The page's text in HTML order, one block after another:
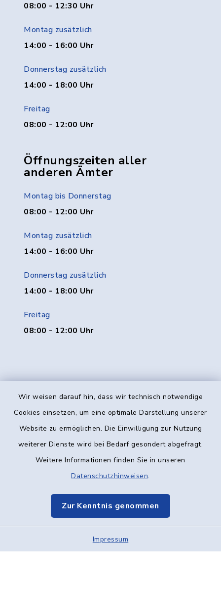
Wir weisen darauf hin, dass wir technisch notwendige
Cookies einsetzen, um eine optimale Darstellung unserer
Website zu ermöglichen. Die Einwilligung zur Nutzung
weiterer Dienste wird bei Bedarf gesondert abgefragt.
Weitere Informationen finden Sie in unseren
Datenschutzhinweisen.
Zur Kenntnis genommen
Impressum
08:00 - 12:30 Uhr
Montag zusätzlich
14:00 - 16:00 Uhr
Donnerstag zusätzlich
14:00 - 18:00 Uhr
Freitag
08:00 - 12:00 Uhr
Öffnungszeiten aller
anderen Ämter
Montag bis Donnerstag
08:00 - 12:00 Uhr
Montag zusätzlich
14:00 - 16:00 Uhr
Donnerstag zusätzlich
14:00 - 18:00 Uhr
Freitag
08:00 - 12:00 Uhr
Kontakt
Datenschutz
Elektronische Kommunikation
Sitemap